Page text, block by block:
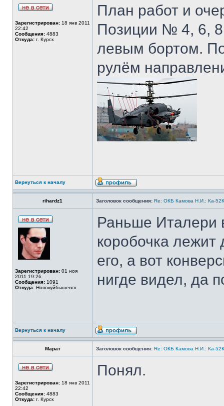
Зарегистрирован: 18 янв 2011
22:42
Сообщения: 4883
Откуда: г. Курск
План работ и
Позиции № 4, 6,
левым бортом.
рулём
Вернуться к началу
rihardz1 Заголовок сообщения: Re: ОКБ Камова Н.И.: Ка-
Зарегистрирован: 01 ноя
2011 19:26
Сообщения: 1091
Откуда: Новокуйбышевск
Раньше Италери
коробочка лежит
его, а вот
нигде видел, да
Вернуться к началу
Марат Заголовок сообщения: Re: ОКБ Камова Н.И.: Ка-
Зарегистрирован: 18 янв 2011
22:42
Сообщения: 4883
Откуда: г. Курск
Понял.